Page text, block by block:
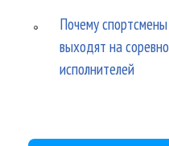
Почему
выходят на
исполнителей